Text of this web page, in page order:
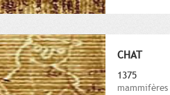
CHAT
1375
mammifères